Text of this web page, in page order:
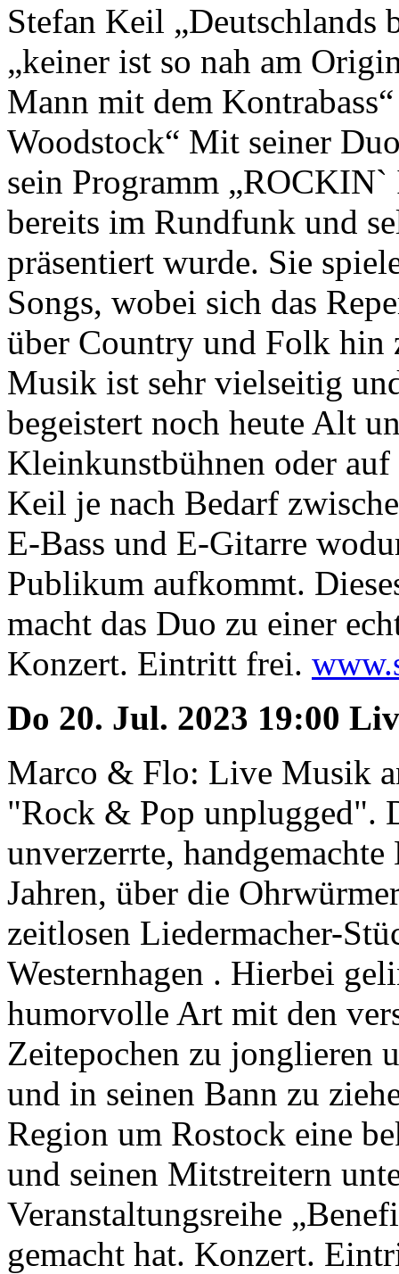
Stefan Keil „Deutschlands
„keiner ist so nah am
Mann mit dem
Woodstock“ Mit seiner
sein Programm
bereits im Rundfunk und
präsentiert wurde. Sie
Songs, wobei sich das
über Country und Folk hin
Musik ist sehr vielseitig
begeistert noch heute Alt
Kleinkunstbühnen oder
Keil je nach Bedarf
E-Bass und E-Gitarre
Publikum aufkommt.
macht das Duo zu einer
Konzert. Eintritt frei.
Do 20. Jul. 2023 19:00
Marco & Flo: Live Musik
"Rock & Pop unplugged".
unverzerrte,
Jahren, über die
zeitlosen Liedermacher-
Westernhagen . Hierbei
humorvolle Art mit den
Zeitepochen zu jonglieren
und in seinen Bann zu
Region um Rostock eine
und seinen Mitstreitern
Veranstaltungsreihe
gemacht hat. Konzert.